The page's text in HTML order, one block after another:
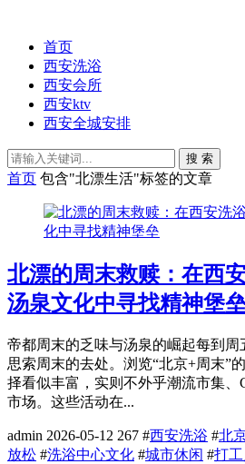
首页
西安洗浴
西安会所
西安ktv
西安全城安排
搜 索
首页 包含"北漂生活"标签的文章
北漂的周末救赎：在西
汤泉文化中寻找精神堡
帝都周末的乏味与汤泉的崛起每到
思索周末的去处。浏览“北京+周末”
择看似丰富，实则不外乎潮流市集、
市场。这些活动在...
admin 2026-05-12 267 #西安洗浴 #北
放松 #洗浴中心文化 #城市休闲 #打